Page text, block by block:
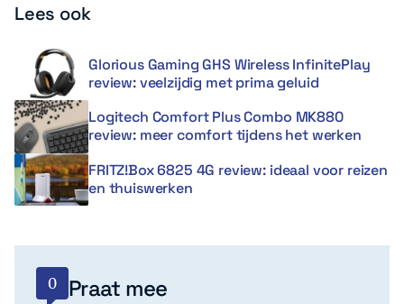
Lees ook
Glorious Gaming GHS Wireless InfinitePlay
review: veelzijdig met prima geluid
Logitech Comfort Plus Combo MK880
review: meer comfort tijdens het werken
FRITZ!Box 6825 4G review: ideaal voor reizen
en thuiswerken
0 Praat mee